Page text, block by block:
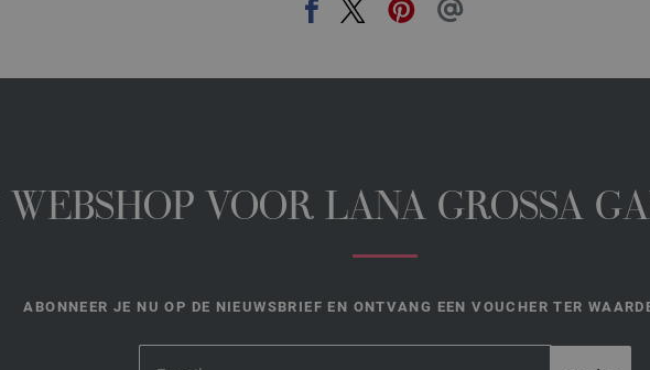
VOOR LANA GROSSA
ABONNEER JE NU OP DE NIEUWSBRIEF EN ONTVANG EEN VOUCHER TER